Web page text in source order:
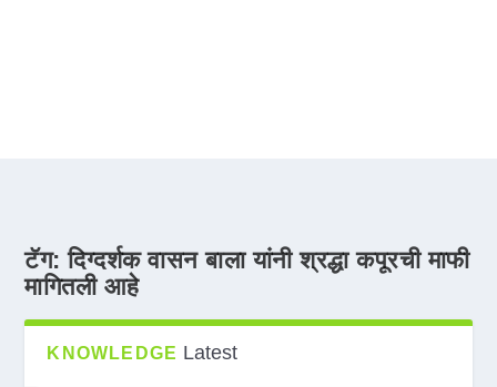
टॅग:दिग्दर्शक वासन बाला यांनी श्रद्धा कपूरची माफी
मागितली आहे
KNOWLEDGE Latest